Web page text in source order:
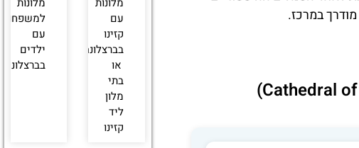
במרכז.
עם
קזינו
בברצלונה
או
בתי
מלון
ליד
קזינו
למשפחות
עם
ילדים
בברצלונה